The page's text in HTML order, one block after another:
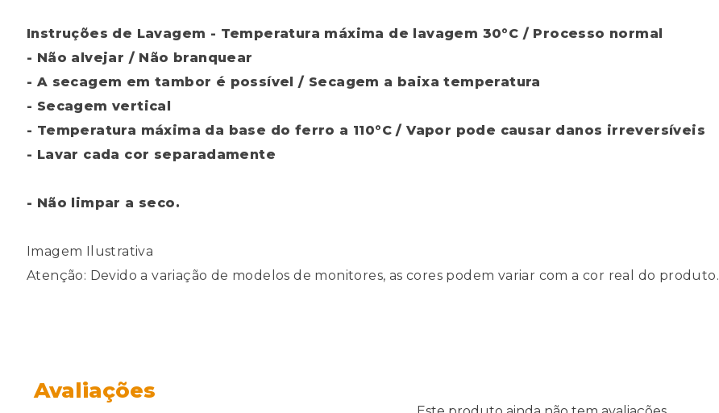
Instruções de Lavagem - Temperatura máxima de lavagem 30°C / Processo normal
- Não alvejar / Não branquear
- A secagem em tambor é possível / Secagem a baixa temperatura
- Secagem vertical
- Temperatura máxima da base do ferro a 110°C / Vapor pode causar danos irreversíveis
- Lavar cada cor separadamente
- Não limpar a seco.
Imagem Ilustrativa
Atenção: Devido a variação de modelos de monitores, as cores podem variar com a cor real do produto.
Avaliações